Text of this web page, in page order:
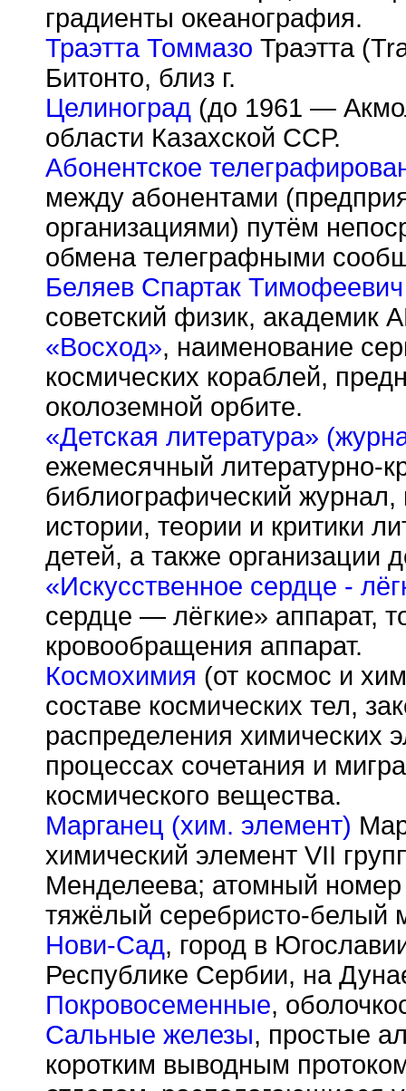
градиенты океанография.
Траэтта Томмазо Траэтта
Битонто, близ г.
Целиноград (до 1961 —
области Казахской ССР.
Абонентское
между абонентами
организациями) путём
обмена телеграфными
Беляев Спартак Тимофеевич
советский физик,
«Восход», наименование
космических кораблей,
околоземной орбите.
«Детская литература»
ежемесячный литературно-
библиографический
истории, теории и критики
детей, а также организации
«Искусственное сердце -
сердце — лёгкие» аппарат,
кровообращения аппарат.
Космохимия (от космос и
составе космических тел,
распределения химических
процессах сочетания и
космического вещества.
Марганец (хим. элемент)
химический элемент VII
Менделеева; атомный
тяжёлый серебристо-белый
Нови-Сад, город в
Республике Сербии, на
Покровосеменные,
Сальные железы, простые
коротким выводным